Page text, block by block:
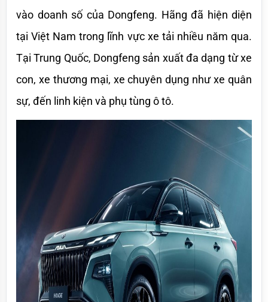
vào doanh số của Dongfeng. Hãng đã hiện diện
tại Việt Nam trong lĩnh vực xe tải nhiều năm qua.
Tại Trung Quốc, Dongfeng sản xuất đa dạng từ xe
con, xe thương mại, xe chuyên dụng như xe quân
sự, đến linh kiện và phụ tùng ô tô.